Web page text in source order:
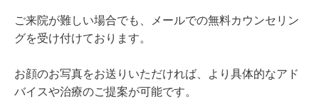
ご来院が難しい場合でも、メールでの無料カウンセリン
グを受け付けております。
お顔のお写真をお送りいただければ、より具体的なアド
バイスや治療のご提案が可能です。